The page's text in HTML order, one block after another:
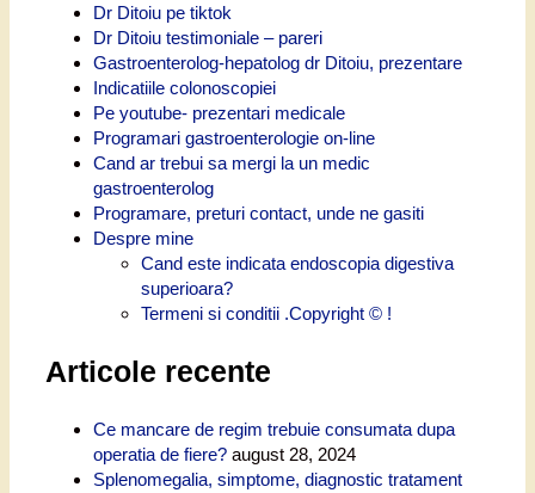
Dr Ditoiu pe tiktok
Dr Ditoiu testimoniale – pareri
Gastroenterolog-hepatolog dr Ditoiu, prezentare
Indicatiile colonoscopiei
Pe youtube- prezentari medicale
Programari gastroenterologie on-line
Cand ar trebui sa mergi la un medic
gastroenterolog
Programare, preturi contact, unde ne gasiti
Despre mine
Cand este indicata endoscopia digestiva
superioara?
Termeni si conditii .Copyright © !
Articole recente
Ce mancare de regim trebuie consumata dupa
operatia de fiere? august 28, 2024
Splenomegalia, simptome, diagnostic tratament